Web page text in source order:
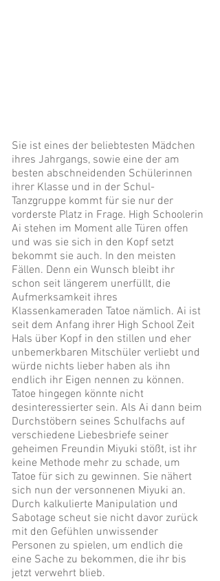
Sie ist eines der beliebtesten Mädchen
ihres Jahrgangs, sowie eine der am
besten abschneidenden Schülerinnen
ihrer Klasse und in der Schul-
Tanzgruppe kommt für sie nur der
vorderste Platz in Frage. High Schoolerin
Ai stehen im Moment alle Türen offen
und was sie sich in den Kopf setzt
bekommt sie auch. In den meisten
Fällen. Denn ein Wunsch bleibt ihr
schon seit längerem unerfüllt, die
Aufmerksamkeit ihres
Klassenkameraden Tatoe nämlich. Ai ist
seit dem Anfang ihrer High School Zeit
Hals über Kopf in den stillen und eher
unbemerkbaren Mitschüler verliebt und
würde nichts lieber haben als ihn
endlich ihr Eigen nennen zu können.
Tatoe hingegen könnte nicht
desinteressierter sein. Als Ai dann beim
Durchstöbern seines Schulfachs auf
verschiedene Liebesbriefe seiner
geheimen Freundin Miyuki stößt, ist ihr
keine Methode mehr zu schade, um
Tatoe für sich zu gewinnen. Sie nähert
sich nun der versonnenen Miyuki an.
Durch kalkulierte Manipulation und
Sabotage scheut sie nicht davor zurück
mit den Gefühlen unwissender
Personen zu spielen, um endlich die
eine Sache zu bekommen, die ihr bis
jetzt verwehrt blieb.